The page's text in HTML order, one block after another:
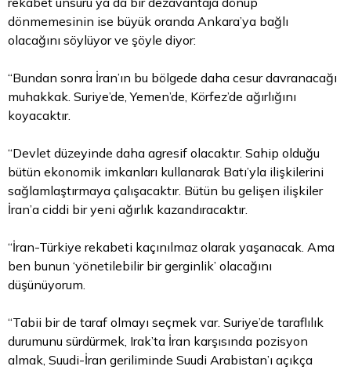
dönmemesinin ise büyük oranda Ankara’ya bağlı
olacağını söylüyor ve şöyle diyor:
“Bundan sonra İran’ın bu bölgede daha cesur davranacağı
muhakkak. Suriye’de, Yemen’de, Körfez’de ağırlığını
koyacaktır.
“Devlet düzeyinde daha agresif olacaktır. Sahip olduğu
bütün ekonomik imkanları kullanarak Batı’yla ilişkilerini
sağlamlaştırmaya çalışacaktır. Bütün bu gelişen ilişkiler
İran’a ciddi bir yeni ağırlık kazandıracaktır.
“İran-Türkiye rekabeti kaçınılmaz olarak yaşanacak. Ama
ben bunun ‘yönetilebilir bir gerginlik’ olacağını
düşünüyorum.
“Tabii bir de taraf olmayı seçmek var. Suriye’de taraflılık
durumunu sürdürmek, Irak’ta İran karşısında pozisyon
almak, Suudi-İran geriliminde Suudi Arabistan’ı açıkça